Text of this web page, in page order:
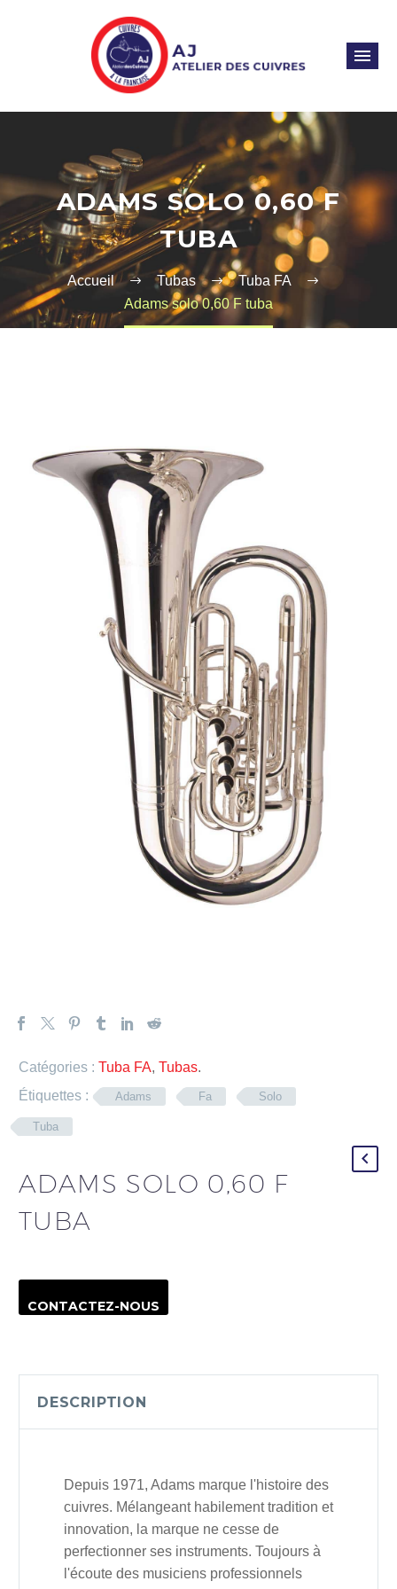
ADAMS SOLO 0,60 F
TUBA
Accueil Tubas
Tuba FA
Adams solo 0,60 F tuba
Catégories : Tuba FA, Tubas.
Étiquettes :
Adams Fa Solo
Tuba
ADAMS SOLO 0,60 F
TUBA
CONTACTEZ-NOUS
DESCRIPTION
Depuis 1971, Adams marque l'histoire des
cuivres. Mélangeant habilement tradition et
innovation, la marque ne cesse de
perfectionner ses instruments. Toujours à
l'écoute des musiciens professionnels